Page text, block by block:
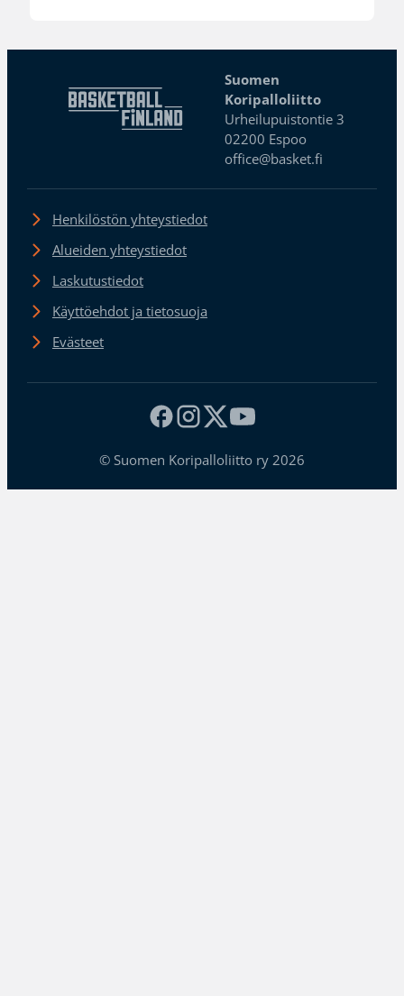
Suomen
Koripalloliitto
Urheilupuistontie 3
02200 Espoo
office@basket.fi
Henkilöstön yhteystiedot
Alueiden yhteystiedot
Laskutustiedot
Käyttöehdot ja tietosuoja
Evästeet
© Suomen Koripalloliitto ry 2026